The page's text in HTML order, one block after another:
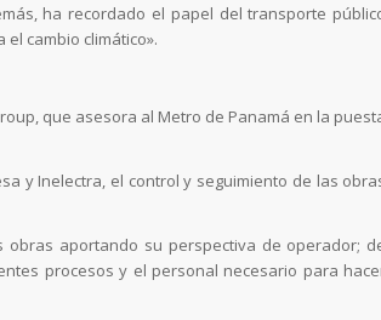
ha recordado el papel del transporte
cambio climático».
que asesora al Metro de Panamá en la
y Inelectra, el control y seguimiento de las
aportando su perspectiva de operador;
procesos y el personal necesario para